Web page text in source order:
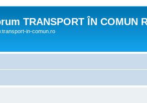
TRANSPORT ÎN COMUN
in-comun.ro